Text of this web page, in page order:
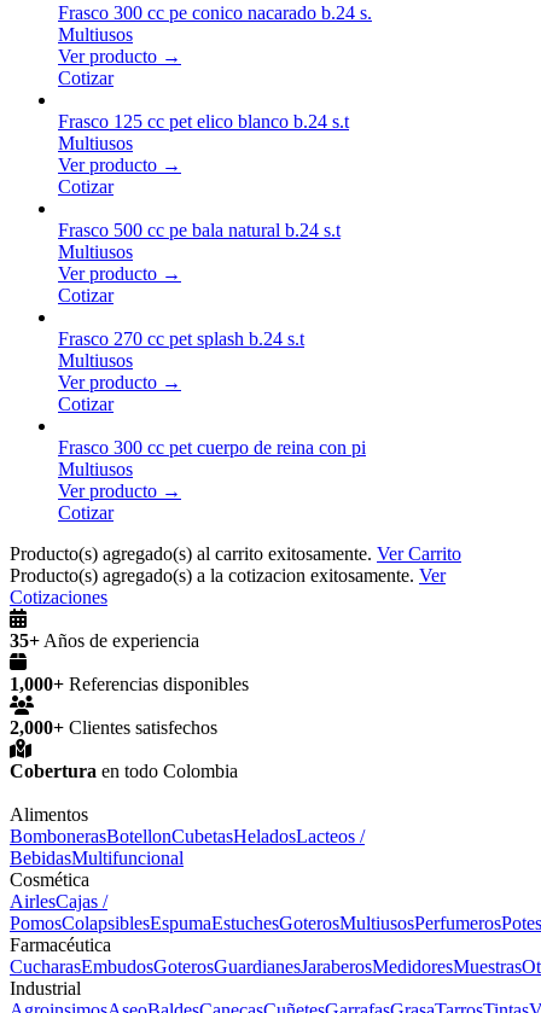
Frasco 300 cc pe conico nacarado b.24 s.
Multiusos
Ver producto →
Cotizar
Frasco 125 cc pet elico blanco b.24 s.t
Multiusos
Ver producto →
Cotizar
Frasco 500 cc pe bala natural b.24 s.t
Multiusos
Ver producto →
Cotizar
Frasco 270 cc pet splash b.24 s.t
Multiusos
Ver producto →
Cotizar
Frasco 300 cc pet cuerpo de reina con pi
Multiusos
Ver producto →
Cotizar
Producto(s) agregado(s) al carrito exitosamente. Ver Carrito
Producto(s) agregado(s) a la cotizacion exitosamente. Ver
Cotizaciones
35+ Años de experiencia
1,000+ Referencias disponibles
2,000+ Clientes satisfechos
Cobertura en todo Colombia
Alimentos
BombonerasBotellonCubetasHeladosLacteos /
BebidasMultifuncional
Cosmética
AirlesCajas /
PomosColapsiblesEspumaEstuchesGoterosMultiusosPerfumerosPotes
Farmacéutica
CucharasEmbudosGoterosGuardianesJaraberosMedidoresMuestras
Industrial